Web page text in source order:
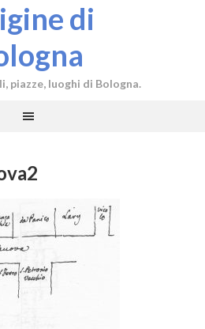
di
piazze, luoghi di Bologna.